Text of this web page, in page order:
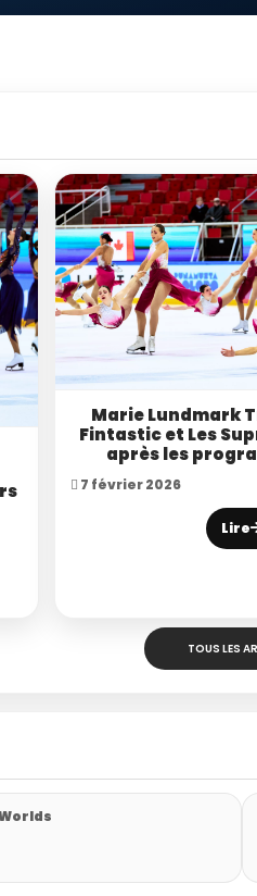
Marie Lundmark
Fintastic et Les
après les
7 février 2026
Lire
TOUS LES